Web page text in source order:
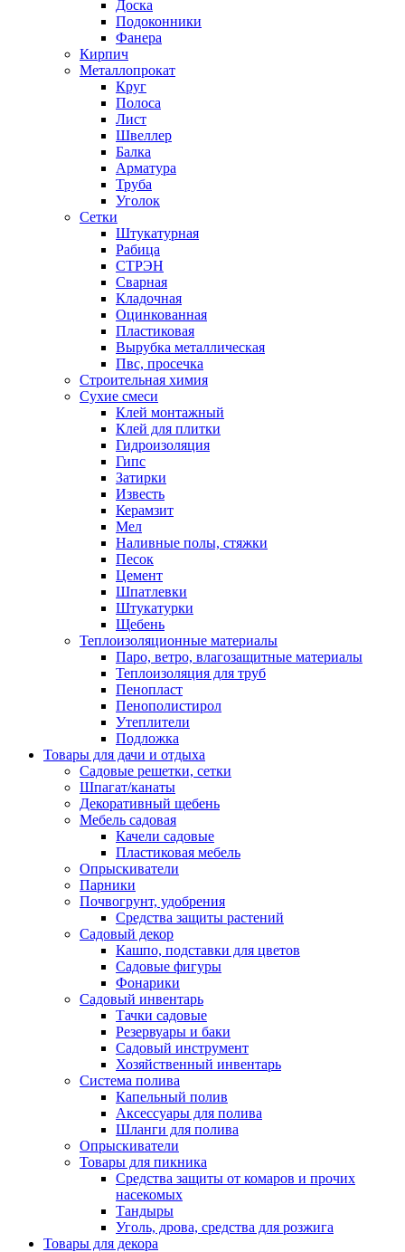
Доска
Подоконники
Фанера
Кирпич
Металлопрокат
Круг
Полоса
Лист
Швеллер
Балка
Арматура
Труба
Уголок
Сетки
Штукатурная
Рабица
СТРЭН
Сварная
Кладочная
Оцинкованная
Пластиковая
Вырубка металлическая
Пвс, просечка
Строительная химия
Сухие смеси
Клей монтажный
Клей для плитки
Гидроизоляция
Гипс
Затирки
Известь
Керамзит
Мел
Наливные полы, стяжки
Песок
Цемент
Шпатлевки
Штукатурки
Щебень
Теплоизоляционные материалы
Паро, ветро, влагозащитные материалы
Теплоизоляция для труб
Пенопласт
Пенополистирол
Утеплители
Подложка
Товары для дачи и отдыха
Садовые решетки, сетки
Шпагат/канаты
Декоративный щебень
Мебель садовая
Качели садовые
Пластиковая мебель
Опрыскиватели
Парники
Почвогрунт, удобрения
Средства защиты растений
Садовый декор
Кашпо, подставки для цветов
Садовые фигуры
Фонарики
Садовый инвентарь
Тачки садовые
Резервуары и баки
Садовый инструмент
Хозяйственный инвентарь
Система полива
Капельный полив
Аксессуары для полива
Шланги для полива
Опрыскиватели
Товары для пикника
Средства защиты от комаров и прочих
насекомых
Тандыры
Уголь, дрова, средства для розжига
Товары для декора